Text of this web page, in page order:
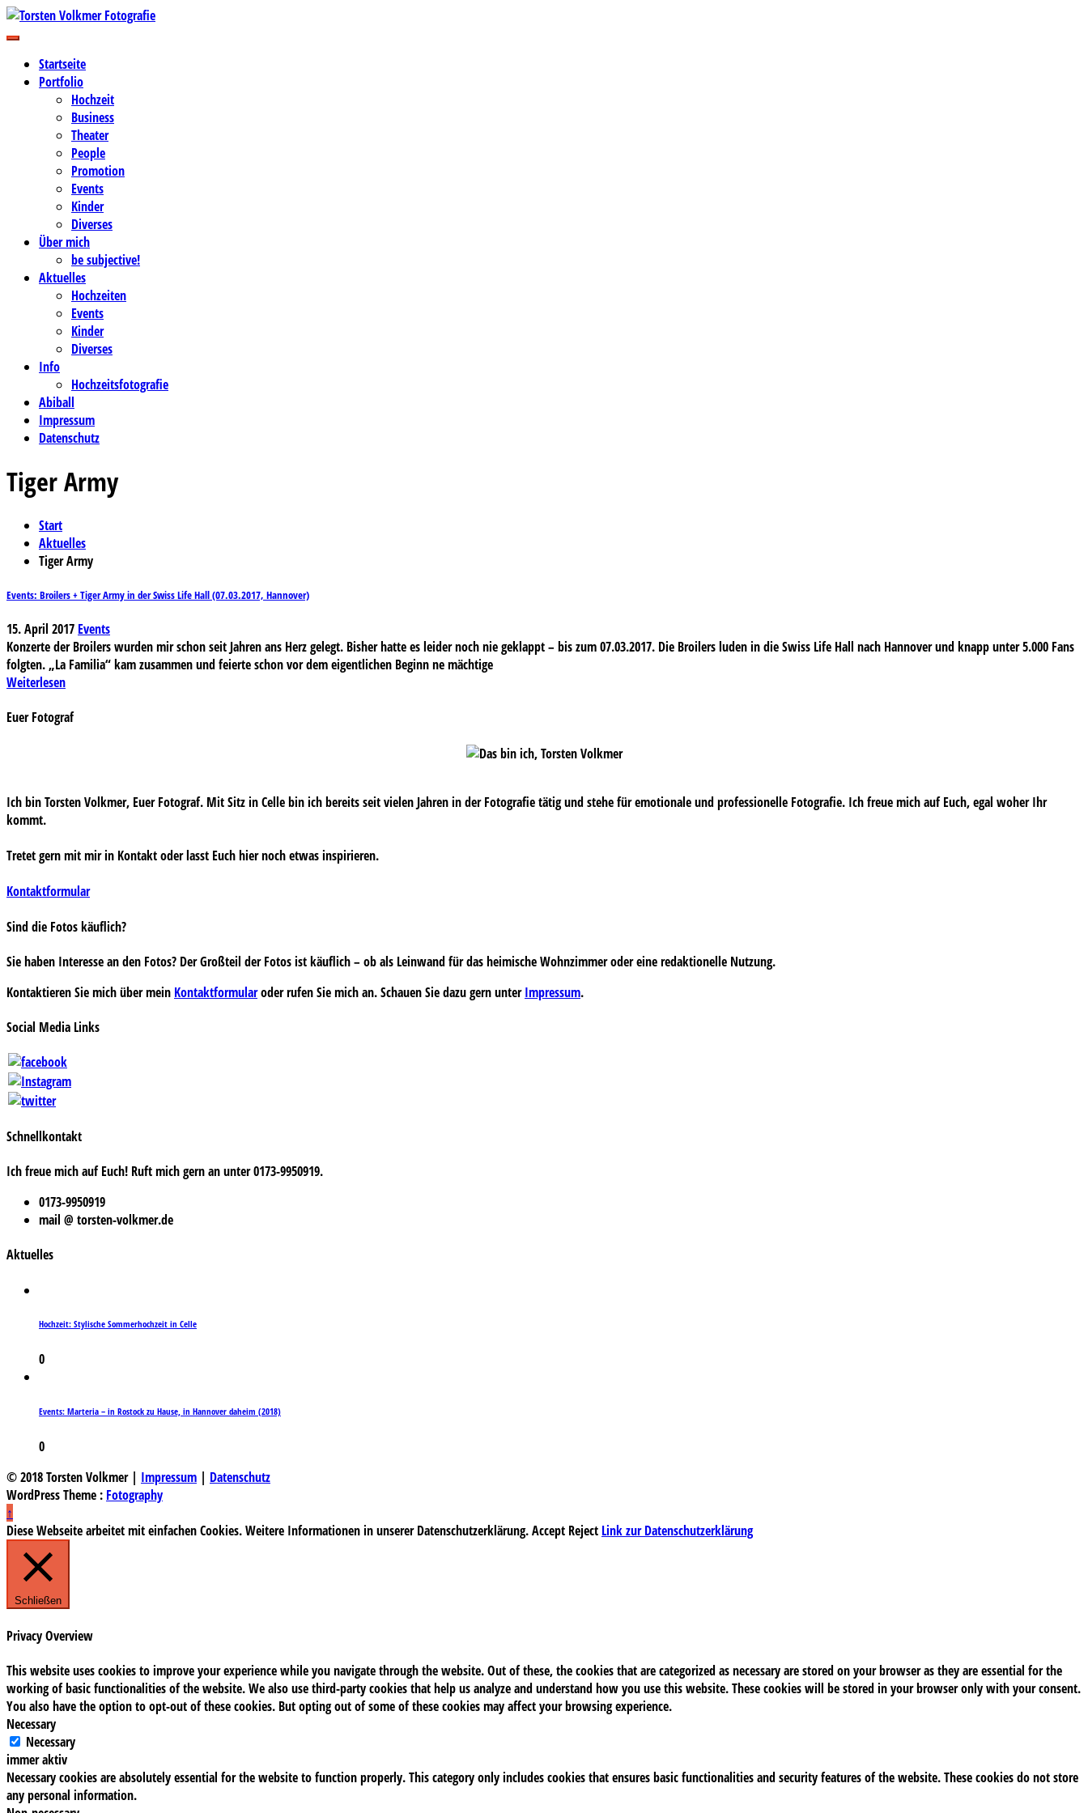
Zum
Inhalt
Torsten Volkmer Fotografie
Business-, Portrait- und Hochzeitsfotografie
Startseite
Portfolio
Hochzeit
Business
Theater
People
Promotion
Events
Kinder
Diverses
Über mich
be subjective!
Aktuelles
Hochzeiten
Events
Kinder
Diverses
Info
Hochzeitsfotografie
Abiball
Impressum
Datenschutz
Tiger Army
Start
Aktuelles
Tiger Army
Events: Broilers + Tiger Army in der Swiss Life Hall (07.03.2017, Hannover)
15. April 2017 Events
Konzerte der Broilers wurden mir schon seit Jahren ans Herz gelegt. Bisher hatte es leider noch nie geklappt – bis zum 07.03.2017. Die Broilers luden in die Swiss Life Hall nach Hannover und knapp unter 5.000 Fans
folgten. „La Familia“ kam zusammen und feierte schon vor dem eigentlichen Beginn ne mächtige
Weiterlesen
Euer Fotograf
Ich bin Torsten Volkmer, Euer Fotograf. Mit Sitz in Celle bin ich bereits seit vielen Jahren in der Fotografie tätig und stehe für emotionale und professionelle Fotografie. Ich freue mich auf Euch, egal woher Ihr
kommt.
Tretet gern mit mir in Kontakt oder lasst Euch hier noch etwas inspirieren.
Kontaktformular
Sind die Fotos käuflich?
Sie haben Interesse an den Fotos? Der Großteil der Fotos ist käuflich – ob als Leinwand für das heimische Wohnzimmer oder eine redaktionelle Nutzung.
Kontaktieren Sie mich über mein Kontaktformularoder rufen Sie mich an. Schauen Sie dazu gern unterImpressum.
Social Media Links
Schnellkontakt
Ich freue mich auf Euch! Ruft mich gern an unter 0173-9950919.
0173-9950919
mail @ torsten-volkmer.de
Aktuelles
Hochzeit: Stylische Sommerhochzeit in Celle
0
Events: Marteria – in Rostock zu Hause, in Hannover daheim (2018)
0
© 2018 Torsten Volkmer | Impressum | Datenschutz
WordPress Theme : Fotography
↑
Diese Webseite arbeitet mit einfachen Cookies. Weitere Informationen in unserer Datenschutzerklärung.Accept Reject Link zur Datenschutzerklärung
Schließen
Privacy Overview
This website uses cookies to improve your experience while you navigate through the website. Out of these, the cookies that are categorized as necessary are stored on your browser as they are essential for the
working of basic functionalities of the website. We also use third-party cookies that help us analyze and understand how you use this website. These cookies will be stored in your browser only with your consent.
You also have the option to opt-out of these cookies. But opting out of some of these cookies may affect your browsing experience.
Necessary
Necessary
immer aktiv
Necessary cookies are absolutely essential for the website to function properly. This category only includes cookies that ensures basic functionalities and security features of the website. These cookies do not store
any personal information.